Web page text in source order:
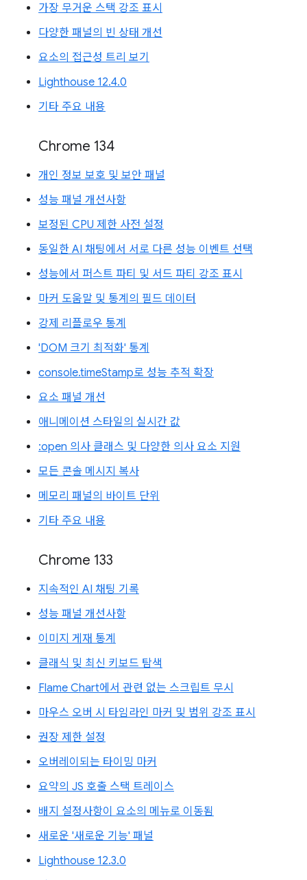
가장 무거운 스택 강조 표시
다양한 패널의 빈 상태 개선
요소의 접근성 트리 보기
Lighthouse 12.4.0
기타 주요 내용
Chrome 134
개인 정보 보호 및 보안 패널
성능 패널 개선사항
보정된 CPU 제한 사전 설정
동일한 AI 채팅에서 서로 다른 성능 이벤트 선택
성능에서 퍼스트 파티 및 서드 파티 강조 표시
마커 도움말 및 통계의 필드 데이터
강제 리플로우 통계
'DOM 크기 최적화' 통계
console.timeStamp로 성능 추적 확장
요소 패널 개선
애니메이션 스타일의 실시간 값
:open 의사 클래스 및 다양한 의사 요소 지원
모든 콘솔 메시지 복사
메모리 패널의 바이트 단위
기타 주요 내용
Chrome 133
지속적인 AI 채팅 기록
성능 패널 개선사항
이미지 게재 통계
클래식 및 최신 키보드 탐색
Flame Chart에서 관련 없는 스크립트 무시
마우스 오버 시 타임라인 마커 및 범위 강조 표시
권장 제한 설정
오버레이되는 타이밍 마커
요약의 JS 호출 스택 트레이스
배지 설정사항이 요소의 메뉴로 이동됨
새로운 '새로운 기능' 패널
Lighthouse 12.3.0